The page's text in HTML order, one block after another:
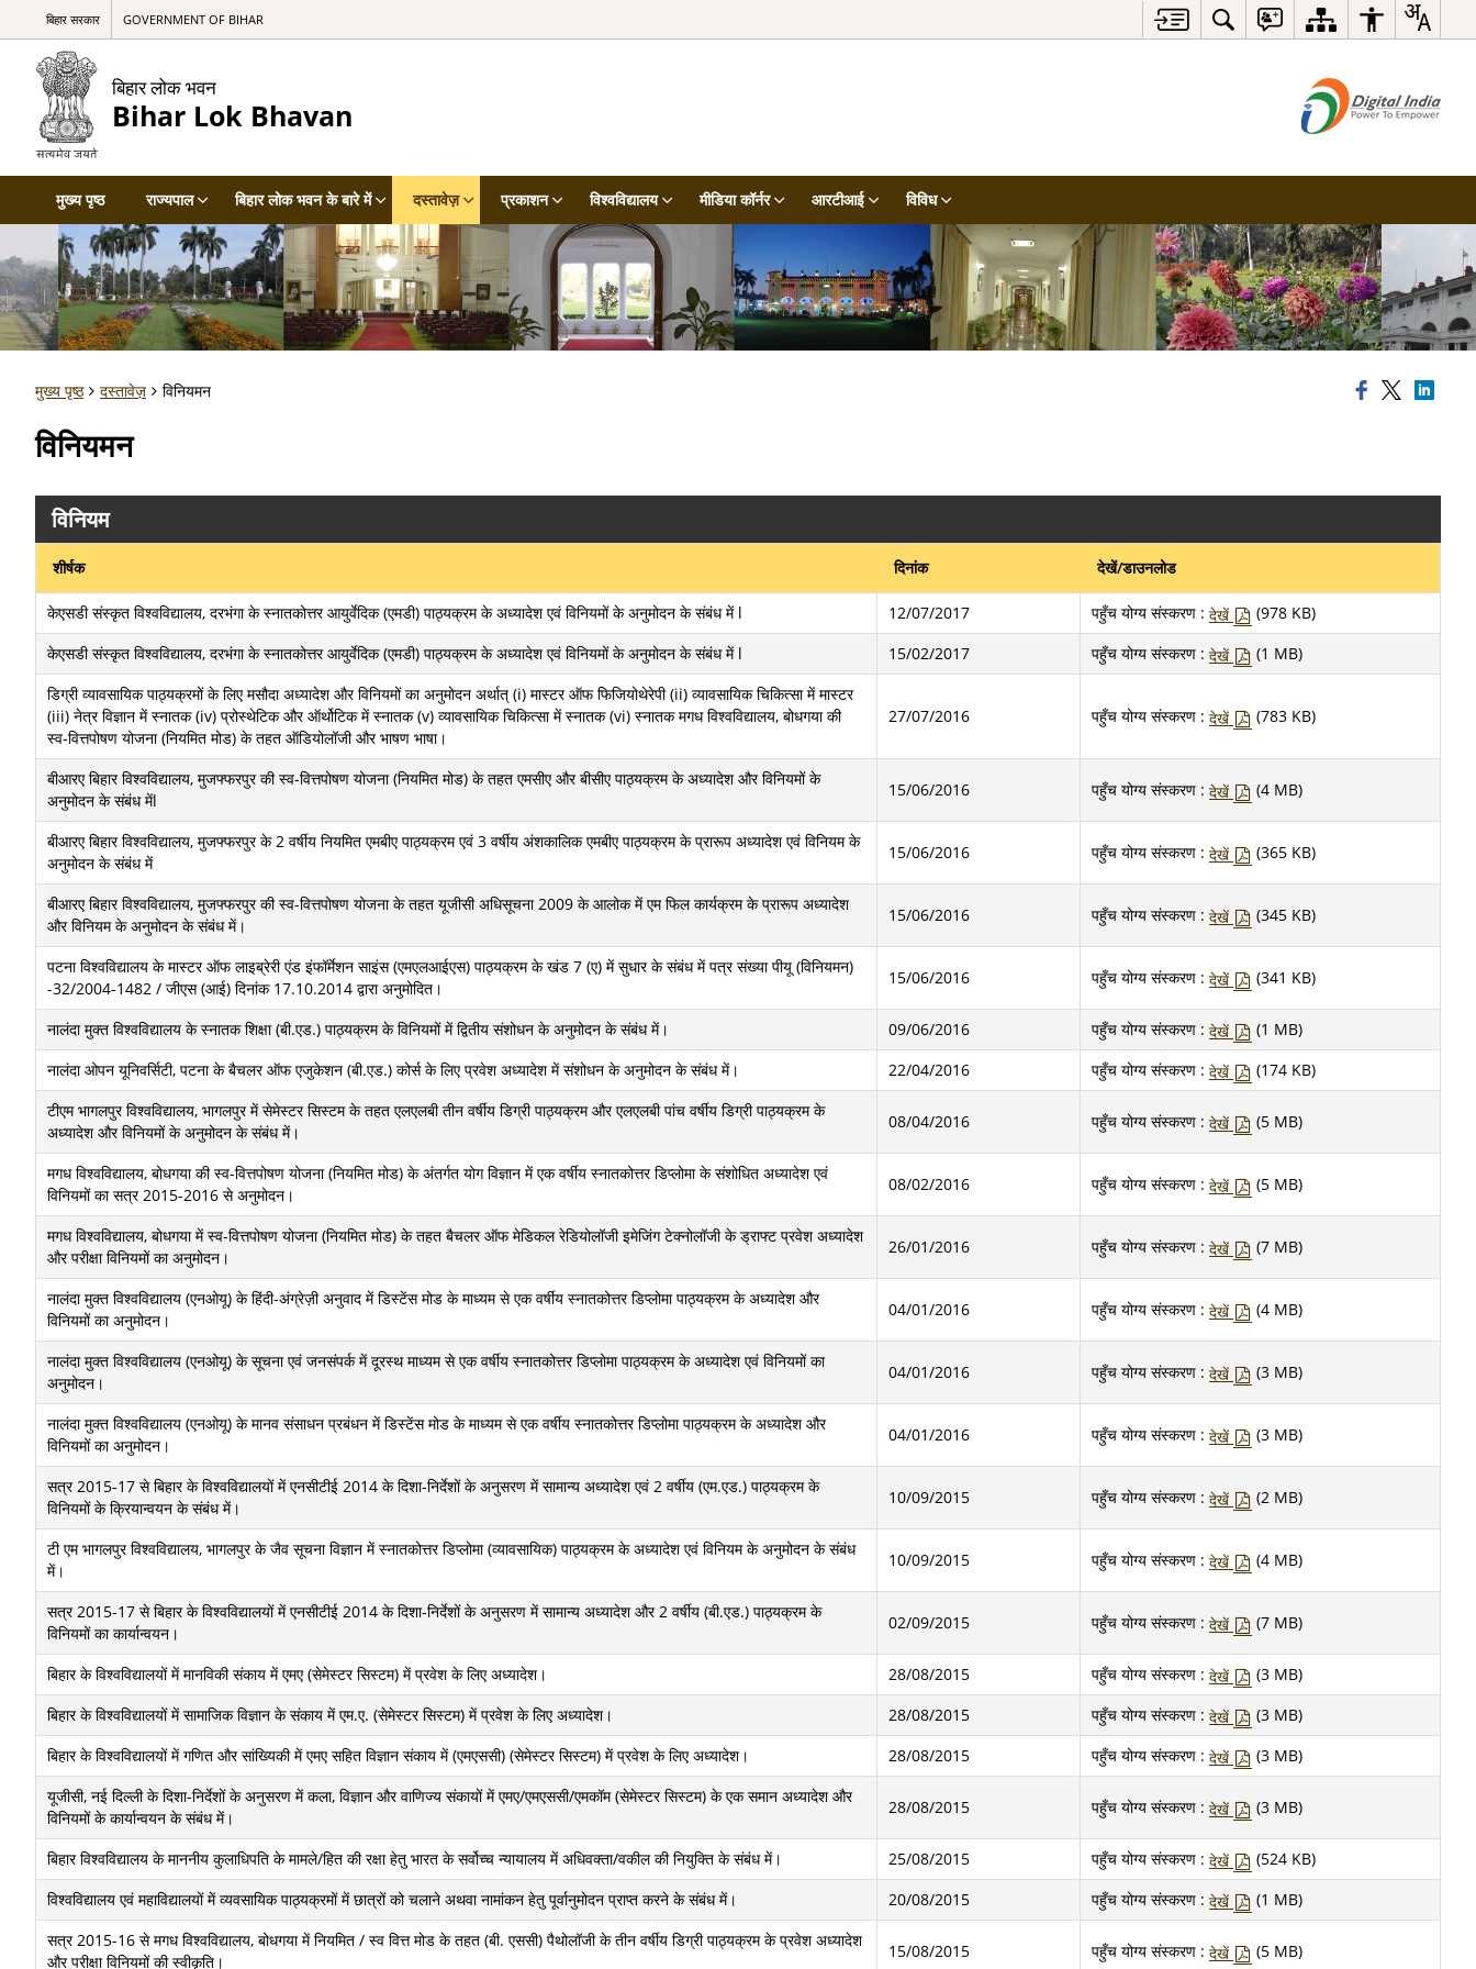
बिहार सरकार GOVERNMENT OF BIHAR
बिहार लोक भवन
Bihar Lok Bhavan
मुख्य पृष्ठ राज्यपाल बिहार लोक भवन के बारे में दस्तावेज़ प्रकाशन विश्वविद्यालय मीडिया कॉर्नर आरटीआई विविध
मुख्य पृष्ठ दस्तावेज़ विनियमन
विनियमन
विनियम
शीर्षक दिनांक देखें/डाउनलोड
केएसडी संस्कृत विश्वविद्यालय, दरभंगा के स्नातकोत्तर आयुर्वेदिक (एमडी) पाठ्यक्रम के अध्यादेश एवं विनियमों के अनुमोदन के संबंध में l 12/07/2017 पहुँच योग्य संस्करण : देखें
(978 KB)
केएसडी संस्कृत विश्वविद्यालय, दरभंगा के स्नातकोत्तर आयुर्वेदिक (एमडी) पाठ्यक्रम के अध्यादेश एवं विनियमों के अनुमोदन के संबंध में l
15/02/2017 पहुँच योग्य संस्करण : देखें
(1 MB)
डिग्री व्यावसायिक पाठ्यक्रमों के लिए मसौदा अध्यादेश और विनियमों का अनुमोदन अर्थात् (i) मास्टर ऑफ फिजियोथेरेपी (ii) व्यावसायिक चिकित्सा में मास्टर
(iii) नेत्र विज्ञान में स्नातक (iv) प्रोस्थेटिक और ऑर्थोटिक में स्नातक (v) व्यावसायिक चिकित्सा में स्नातक (vi) स्नातक मगध विश्वविद्यालय, बोधगया की
स्व-वित्तपोषण योजना (नियमित मोड) के तहत ऑडियोलॉजी और भाषण भाषा।
27/07/2016 पहुँच योग्य संस्करण : देखें (783 KB)
बीआरए बिहार विश्वविद्यालय, मुजफ्फरपुर की स्व-वित्तपोषण योजना (नियमित मोड) के तहत एमसीए और बीसीए पाठ्यक्रम के अध्यादेश और विनियमों के
अनुमोदन के संबंध मेंl
15/06/2016 पहुँच योग्य संस्करण : देखें (4 MB)
बीआरए बिहार विश्वविद्यालय, मुजफ्फरपुर के 2 वर्षीय नियमित एमबीए पाठ्यक्रम एवं 3 वर्षीय अंशकालिक एमबीए पाठ्यक्रम के प्रारूप अध्यादेश एवं विनियम के
अनुमोदन के संबंध में
15/06/2016 पहुँच योग्य संस्करण : देखें (365 KB)
बीआरए बिहार विश्वविद्यालय, मुजफ्फरपुर की स्व-वित्तपोषण योजना के तहत यूजीसी अधिसूचना 2009 के आलोक में एम फिल कार्यक्रम के प्रारूप अध्यादेश
और विनियम के अनुमोदन के संबंध में।
15/06/2016 पहुँच योग्य संस्करण : देखें (345 KB)
पटना विश्वविद्यालय के मास्टर ऑफ लाइब्रेरी एंड इंफॉर्मेशन साइंस (एमएलआईएस) पाठ्यक्रम के खंड 7 (ए) में सुधार के संबंध में पत्र संख्या पीयू (विनियमन)
-32/2004-1482 / जीएस (आई) दिनांक 17.10.2014 द्वारा अनुमोदित।
15/06/2016 पहुँच योग्य संस्करण : देखें (341 KB)
नालंदा मुक्त विश्वविद्यालय के स्नातक शिक्षा (बी.एड.) पाठ्यक्रम के विनियमों में द्वितीय संशोधन के अनुमोदन के संबंध में। 09/06/2016 पहुँच योग्य संस्करण : देखें
(1 MB)
नालंदा ओपन यूनिवर्सिटी, पटना के बैचलर ऑफ एजुकेशन (बी.एड.) कोर्स के लिए प्रवेश अध्यादेश में संशोधन के अनुमोदन के संबंध में।
22/04/2016 पहुँच योग्य संस्करण : देखें
(174 KB)
टीएम भागलपुर विश्वविद्यालय, भागलपुर में सेमेस्टर सिस्टम के तहत एलएलबी तीन वर्षीय डिग्री पाठ्यक्रम और एलएलबी पांच वर्षीय डिग्री पाठ्यक्रम के
अध्यादेश और विनियमों के अनुमोदन के संबंध में।
08/04/2016 पहुँच योग्य संस्करण : देखें (5 MB)
मगध विश्वविद्यालय, बोधगया की स्व-वित्तपोषण योजना (नियमित मोड) के अंतर्गत योग विज्ञान में एक वर्षीय स्नातकोत्तर डिप्लोमा के संशोधित अध्यादेश एवं
विनियमों का सत्र 2015-2016 से अनुमोदन।
08/02/2016 पहुँच योग्य संस्करण : देखें (5 MB)
मगध विश्वविद्यालय, बोधगया में स्व-वित्तपोषण योजना (नियमित मोड) के तहत बैचलर ऑफ मेडिकल रेडियोलॉजी इमेजिंग टेक्नोलॉजी के ड्राफ्ट प्रवेश अध्यादेश
और परीक्षा विनियमों का अनुमोदन।
26/01/2016 पहुँच योग्य संस्करण : देखें (7 MB)
नालंदा मुक्त विश्वविद्यालय (एनओयू) के हिंदी-अंग्रेज़ी अनुवाद में डिस्टेंस मोड के माध्यम से एक वर्षीय स्नातकोत्तर डिप्लोमा पाठ्यक्रम के अध्यादेश और
विनियमों का अनुमोदन।
04/01/2016 पहुँच योग्य संस्करण : देखें (4 MB)
नालंदा मुक्त विश्वविद्यालय (एनओयू) के सूचना एवं जनसंपर्क में दूरस्थ माध्यम से एक वर्षीय स्नातकोत्तर डिप्लोमा पाठ्यक्रम के अध्यादेश एवं विनियमों का
अनुमोदन।
04/01/2016 पहुँच योग्य संस्करण : देखें (3 MB)
नालंदा मुक्त विश्वविद्यालय (एनओयू) के मानव संसाधन प्रबंधन में डिस्टेंस मोड के माध्यम से एक वर्षीय स्नातकोत्तर डिप्लोमा पाठ्यक्रम के अध्यादेश और
विनियमों का अनुमोदन।
04/01/2016 पहुँच योग्य संस्करण : देखें (3 MB)
सत्र 2015-17 से बिहार के विश्वविद्यालयों में एनसीटीई 2014 के दिशा-निर्देशों के अनुसरण में सामान्य अध्यादेश एवं 2 वर्षीय (एम.एड.) पाठ्यक्रम के
विनियमों के क्रियान्वयन के संबंध में।
10/09/2015 पहुँच योग्य संस्करण : देखें (2 MB)
टी एम भागलपुर विश्वविद्यालय, भागलपुर के जैव सूचना विज्ञान में स्नातकोत्तर डिप्लोमा (व्यावसायिक) पाठ्यक्रम के अध्यादेश एवं विनियम के अनुमोदन के संबंध
में।
10/09/2015 पहुँच योग्य संस्करण : देखें (4 MB)
सत्र 2015-17 से बिहार के विश्वविद्यालयों में एनसीटीई 2014 के दिशा-निर्देशों के अनुसरण में सामान्य अध्यादेश और 2 वर्षीय (बी.एड.) पाठ्यक्रम के
विनियमों का कार्यान्वयन।
02/09/2015 पहुँच योग्य संस्करण : देखें (7 MB)
बिहार के विश्वविद्यालयों में मानविकी संकाय में एमए (सेमेस्टर सिस्टम) में प्रवेश के लिए अध्यादेश। 28/08/2015 पहुँच योग्य संस्करण : देखें
(3 MB)
बिहार के विश्वविद्यालयों में सामाजिक विज्ञान के संकाय में एम.ए. (सेमेस्टर सिस्टम) में प्रवेश के लिए अध्यादेश।
28/08/2015 पहुँच योग्य संस्करण : देखें
(3 MB)
बिहार के विश्वविद्यालयों में गणित और सांख्यिकी में एमए सहित विज्ञान संकाय में (एमएससी) (सेमेस्टर सिस्टम) में प्रवेश के लिए अध्यादेश।
28/08/2015 पहुँच योग्य संस्करण : देखें
(3 MB)
यूजीसी, नई दिल्ली के दिशा-निर्देशों के अनुसरण में कला, विज्ञान और वाणिज्य संकायों में एमए/एमएससी/एमकॉम (सेमेस्टर सिस्टम) के एक समान अध्यादेश और
विनियमों के कार्यान्वयन के संबंध में।
28/08/2015 पहुँच योग्य संस्करण : देखें (3 MB)
बिहार विश्वविद्यालय के माननीय कुलाधिपति के मामले/हित की रक्षा हेतु भारत के सर्वोच्च न्यायालय में अधिवक्ता/वकील की नियुक्ति के संबंध में। 25/08/2015 पहुँच योग्य संस्करण : देखें
(524 KB)
विश्वविद्यालय एवं महाविद्यालयों में व्यवसायिक पाठ्यक्रमों में छात्रों को चलाने अथवा नामांकन हेतु पूर्वानुमोदन प्राप्त करने के संबंध में।
20/08/2015 पहुँच योग्य संस्करण : देखें
(1 MB)
सत्र 2015-16 से मगध विश्वविद्यालय, बोधगया में नियमित / स्व वित्त मोड के तहत (बी. एससी) पैथोलॉजी के तीन वर्षीय डिग्री पाठ्यक्रम के प्रवेश अध्यादेश
और परीक्षा विनियमों की स्वीकृति।
15/08/2015 पहुँच योग्य संस्करण : देखें (5 MB)